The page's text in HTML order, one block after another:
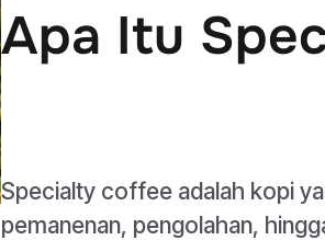
Apa Itu
Specialty coffee adalah kopi
pemanenan, pengolahan,